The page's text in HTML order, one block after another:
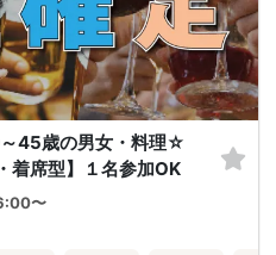
45歳の男女・料理☆
着席型】１名参加OK
〜